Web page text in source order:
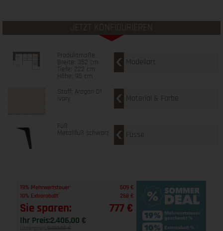
JETZT KONFIGURIEREN
Produktmaße
Breite: 352 cm
Tiefe: 222 cm
Höhe: 95 cm
Modellart
Stoff: Aragon 01
ivory Material & Farbe
Fuß
Metallfuß schwarz Füsse
19% Mehrwertsteuer
509 €
10% Extrarabatt
268 €
Sie sparen: 777 €
Ihr Preis:2.406,00 €
Listenpreis: 3.183,00 €